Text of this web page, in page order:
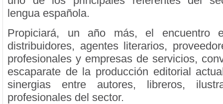
lengua española.
Propiciará, un año más, el encuentro
distribuidores, agentes literarios,
profesionales y empresas de servicios,
escaparate de la producción editorial
sinergias entre autores, libreros,
profesionales del sector.